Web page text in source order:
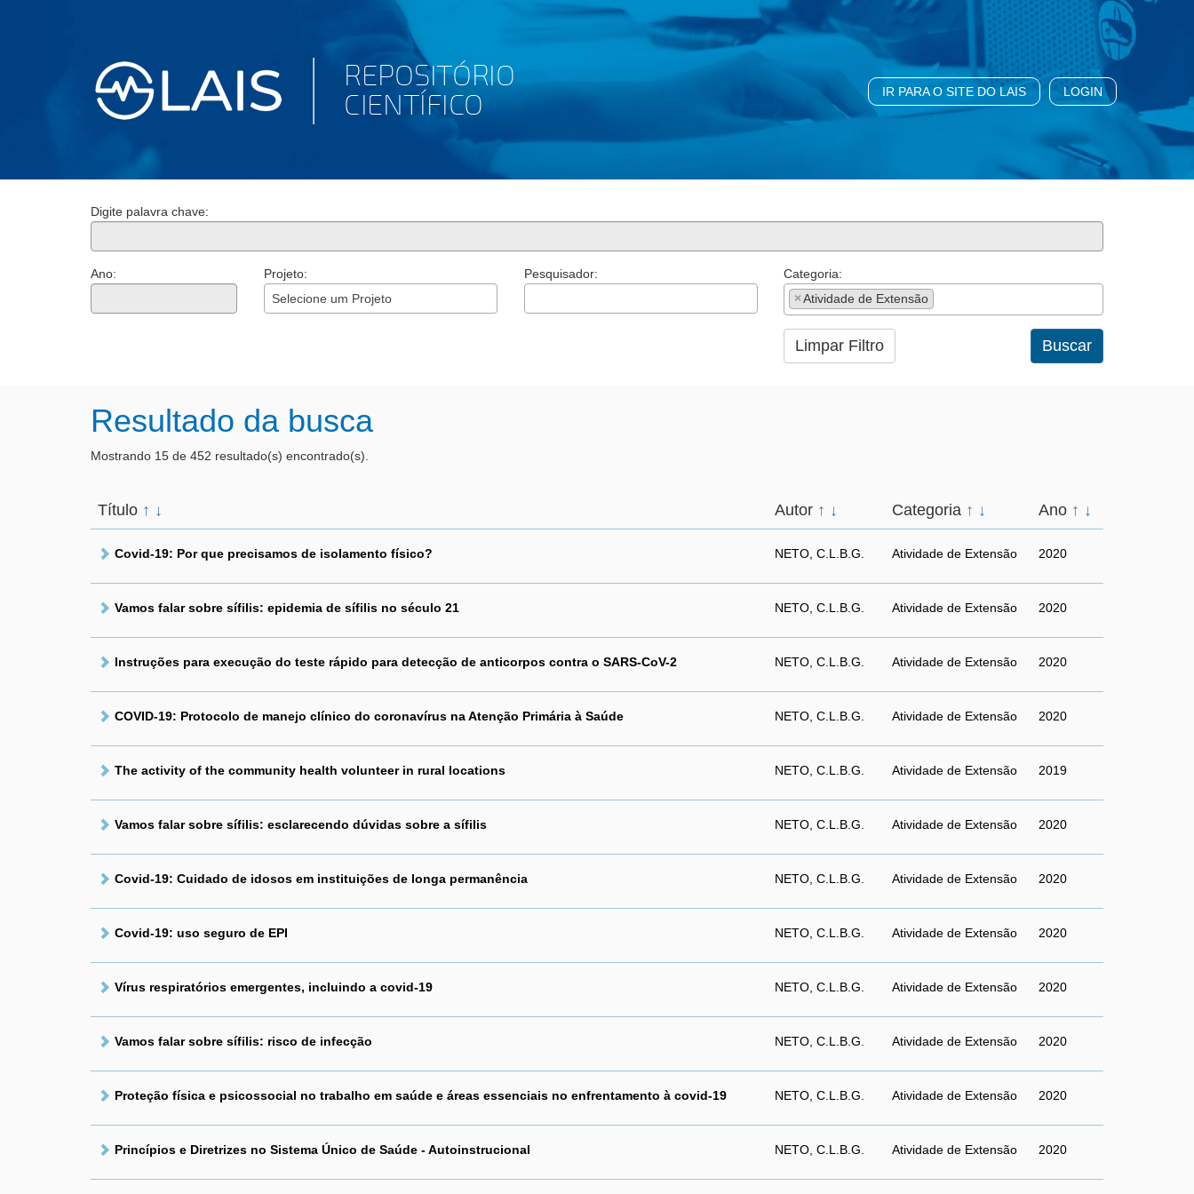
IR PARA O SITE DO LAIS LOGIN
Digite palavra chave:
Ano:
Projeto:
Selecione um Projeto
Pesquisador:
Categoria:
×Atividade de Extensão
Limpar Filtro Buscar
Resultado da busca
Mostrando 15 de 452 resultado(s) encontrado(s).
Título ↑ ↓ Autor ↑ ↓ Categoria ↑ ↓ Ano ↑ ↓
Covid-19: Por que precisamos de isolamento físico? NETO, C.L.B.G. Atividade de Extensão 2020
Vamos falar sobre sífilis: epidemia de sífilis no século 21 NETO, C.L.B.G. Atividade de Extensão 2020
Instruções para execução do teste rápido para detecção de anticorpos contra o SARS-CoV-2 NETO, C.L.B.G. Atividade de Extensão 2020
COVID-19: Protocolo de manejo clínico do coronavírus na Atenção Primária à Saúde NETO, C.L.B.G. Atividade de Extensão 2020
The activity of the community health volunteer in rural locations NETO, C.L.B.G. Atividade de Extensão 2019
Vamos falar sobre sífilis: esclarecendo dúvidas sobre a sífilis NETO, C.L.B.G. Atividade de Extensão 2020
Covid-19: Cuidado de idosos em instituições de longa permanência NETO, C.L.B.G. Atividade de Extensão 2020
Covid-19: uso seguro de EPI NETO, C.L.B.G. Atividade de Extensão 2020
Vírus respiratórios emergentes, incluindo a covid-19 NETO, C.L.B.G. Atividade de Extensão 2020
Vamos falar sobre sífilis: risco de infecção NETO, C.L.B.G. Atividade de Extensão 2020
Proteção física e psicossocial no trabalho em saúde e áreas essenciais no enfrentamento à covid-19 NETO, C.L.B.G. Atividade de Extensão 2020
Princípios e Diretrizes no Sistema Único de Saúde - Autoinstrucional NETO, C.L.B.G. Atividade de Extensão 2020